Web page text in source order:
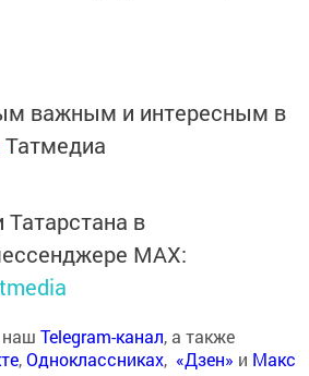
важным и интересным в
Татмедиа
Татарстана в
MАХ:
наш Telegram-канал, а также
,Одноклассниках, «Дзен» и Макс